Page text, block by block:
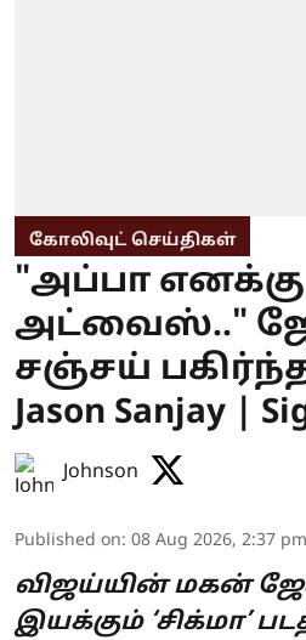
கோலிவுட் செய்திகள்
"அப்பா
அட்வைஸ்.."
சஞ்சய்
Jason Sanjay |
Johnson
Published on: 08 Aug 2026, 2:37 pm
விஜய்யின் மகன்
இயக்கும் ‘சிக்மா’